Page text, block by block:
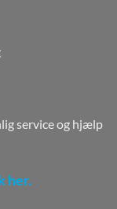
service og hjælp
her.